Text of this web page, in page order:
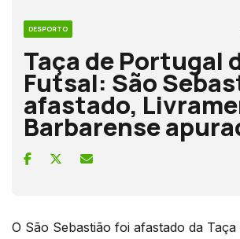
DESPORTO
Taça de Portugal
Futsal: São
afastado,
Barbarense
O São Sebastião foi afastado da